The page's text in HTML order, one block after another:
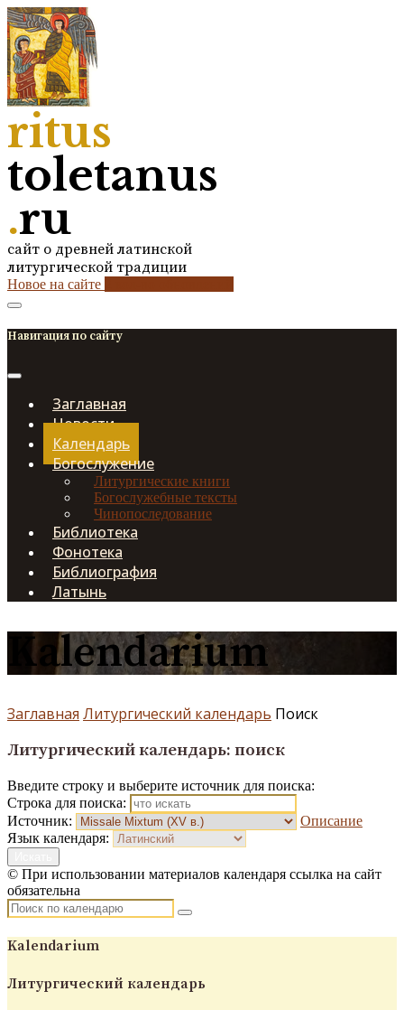
ritus
toletanus
.ru
сайт о древней латинской
литургической традиции
Новое на сайте
Навигация по сайту
Заглавная
Новости
Календарь
Богослужение
Литургические книги
Богослужебные тексты
Чинопоследование
Библиотека
Фонотека
Библиография
Латынь
Kalendarium
Заглавная Литургический календарь Поиск
Литургический календарь: поиск
Введите строку и выберите источник для поиска:
Строка для поиска:
Источник:
Описание
Язык календаря:
© При использовании материалов календаря ссылка на сайт
обязательна
Kalendarium
Литургический календарь